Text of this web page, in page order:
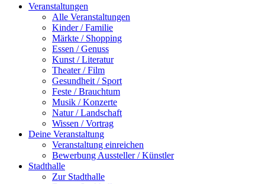
Veranstaltungen
Alle Veranstaltungen
Kinder / Familie
Märkte / Shopping
Essen / Genuss
Kunst / Literatur
Theater / Film
Gesundheit / Sport
Feste / Brauchtum
Musik / Konzerte
Natur / Landschaft
Wissen / Vortrag
Deine Veranstaltung
Veranstaltung einreichen
Bewerbung Aussteller / Künstler
Stadthalle
Zur Stadthalle